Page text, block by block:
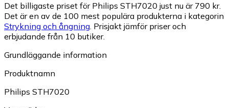
Det billigaste priset för Philips STH7020 just nu är 790 kr.
Det är en av de 100 mest populära produkterna i kategorin
Strykning och ångning. Prisjakt jämför priser och
erbjudande från 10 butiker.
Grundläggande information
Produktnamn
Philips STH7020